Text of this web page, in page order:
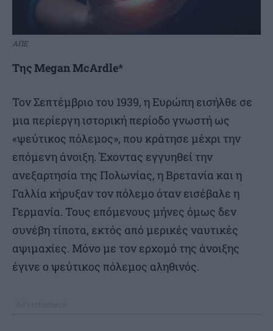
ΑΠΕ
Της Megan McArdle*
Τον Σεπτέμβριο του 1939, η Ευρώπη εισήλθε σε
μια περίεργη ιστορική περίοδο γνωστή ως
«ψεύτικος πόλεμος», που κράτησε μέχρι την
επόμενη άνοιξη. Έχοντας εγγυηθεί την
ανεξαρτησία της Πολωνίας, η Βρετανία και η
Γαλλία κήρυξαν τον πόλεμο όταν εισέβαλε η
Γερμανία. Τους επόμενους μήνες όμως δεν
συνέβη τίποτα, εκτός από μερικές ναυτικές
αψιμαχίες. Μόνο με τον ερχομό της άνοιξης
έγινε ο ψεύτικος πόλεμος αληθινός.